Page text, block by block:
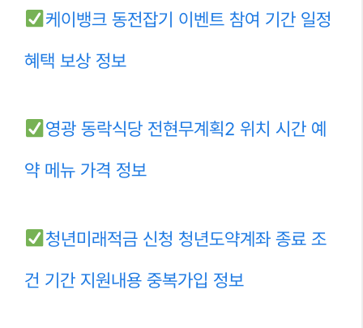
케이뱅크 동전잡기 이벤트 참여 기간 일정
혜택 보상 정보
영광 동락식당 전현무계획2 위치 시간 예
약 메뉴 가격 정보
청년미래적금 신청 청년도약계좌 종료 조
건 기간 지원내용 중복가입 정보